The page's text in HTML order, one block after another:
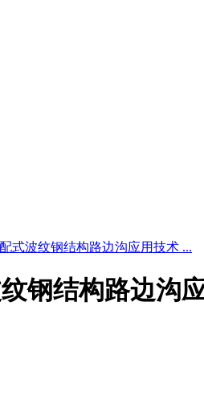
式波纹钢结构路边沟应用技术 ...
钢结构路边沟